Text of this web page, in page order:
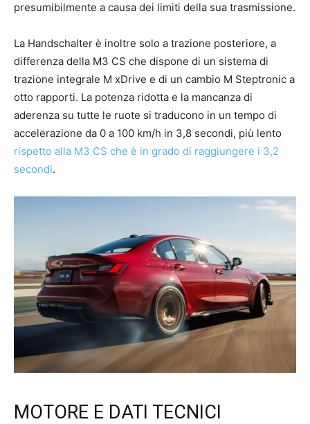
presumibilmente a causa dei limiti della sua trasmissione.
La Handschalter è inoltre solo a trazione posteriore, a
differenza della M3 CS che dispone di un sistema di
trazione integrale M xDrive e di un cambio M Steptronic a
otto rapporti. La potenza ridotta e la mancanza di
aderenza su tutte le ruote si traducono in un tempo di
accelerazione da 0 a 100 km/h in 3,8 secondi, più lento
rispetto alla M3 CS che è in grado di raggiungere i 3,2
secondi.
MOTORE E DATI TECNICI